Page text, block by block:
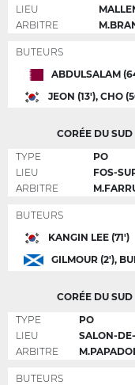
LIEU
ARBITRE
BUTEURS
ABDULSALAM
JEON (13'), CHO
CORÉE DU SUD
TYPE
PO
LIEU
FOS-
ARBITRE
BUTEURS
KANGIN LEE (71')
GILMOUR (2'),
CORÉE DU SUD
TYPE
PO
LIEU
SALON-
ARBITRE
BUTEURS